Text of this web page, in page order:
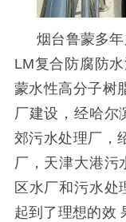
烟台鲁蒙多
LM复合防腐防
蒙水性高分子树
厂建设，经哈尔
郊污水处理厂，
厂，天津大港污
区水厂和污水处
起到了理想的效